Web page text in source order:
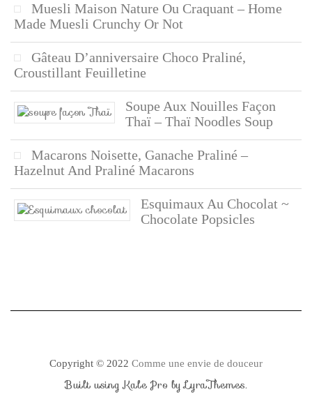
Muesli Maison Nature Ou Craquant – Home
Made Muesli Crunchy Or Not
Gâteau D’anniversaire Choco Praliné,
Croustillant Feuilletine
Soupe Aux Nouilles Façon
Thaï – Thaï Noodles Soup
Macarons Noisette, Ganache Praliné –
Hazelnut And Praliné Macarons
Esquimaux Au Chocolat ~
Chocolate Popsicles
Copyright © 2022 Comme une envie de douceur
Built usingKale Pro byLyraThemes.